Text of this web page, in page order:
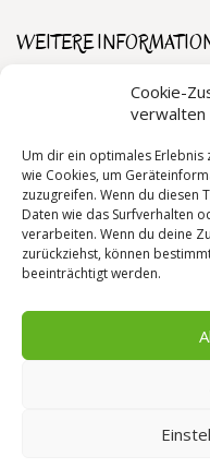
Cookie-
verwalten
Um dir ein optimales Erlebnis
wie Cookies, um
zuzugreifen. Wenn du diesen
Daten wie das Surfverhalten
verarbeiten. Wenn du deine
zurückziehst, können
beeinträchtigt werden.
WEITERE
Training für den Alltag
Personal Training 1190
Gesundheitstraining
RECHTLICHE
Datenschutzerklärung